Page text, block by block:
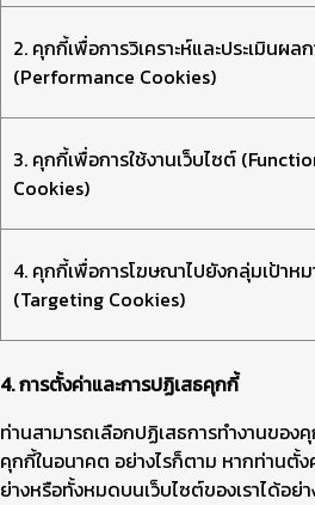
2. คุกกี้เพื่อการวิเคราะห์และประเมินผล
(Performance Cookies)
3. คุกกี้เพื่อการใช้งานเว็บไซต์
Cookies)
4. คุกกี้เพื่อการโฆษณาไปยังกลุ่มเป้าห
(Targeting Cookies)
4. การตั้งค่าและการปฏิเสธคุกกี้
ท่านสามารถเลือกปฏิเสธการทำงานของ
คุกกี้ในอนาคต อย่างไรก็ตาม หากท่านตั้
ย่างหรือทั้งหมดบนเว็บไซต์ของเราได้อย่